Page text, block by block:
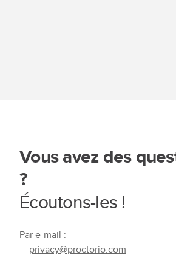
Vous avez des
?
Écoutons-les !
Par e-mail :
privacy@proctorio.com